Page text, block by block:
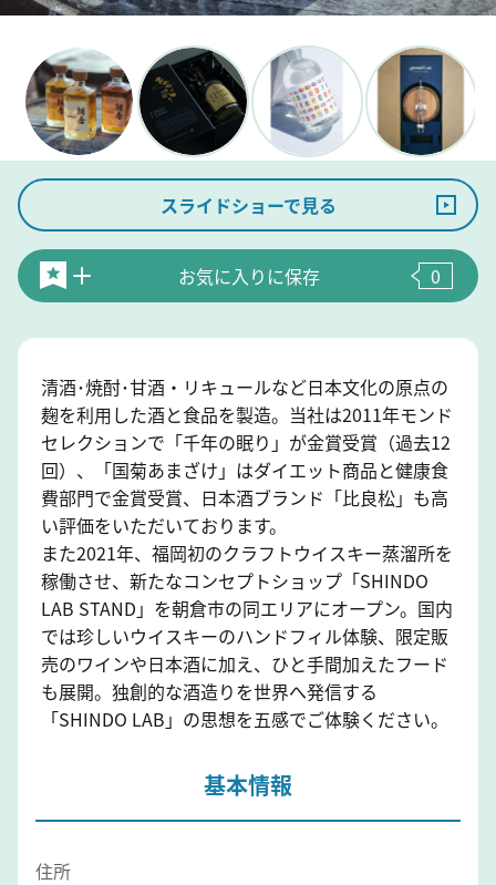
スライドショーで見る
お気に入りに保存 0
清酒･焼酎･甘酒・リキュールなど日本文化の原点の
麹を利用した酒と食品を製造。当社は2011年モンド
セレクションで「千年の眠り」が金賞受賞（過去12
回）、「国菊あまざけ」はダイエット商品と健康食
費部門で金賞受賞、日本酒ブランド「比良松」も高
い評価をいただいております。
また2021年、福岡初のクラフトウイスキー蒸溜所を
稼働させ、新たなコンセプトショップ「SHINDO
LAB STAND」を朝倉市の同エリアにオープン。国内
では珍しいウイスキーのハンドフィル体験、限定販
売のワインや日本酒に加え、ひと手間加えたフード
も展開。独創的な酒造りを世界へ発信する
「SHINDO LAB」の思想を五感でご体験ください。
基本情報
住所